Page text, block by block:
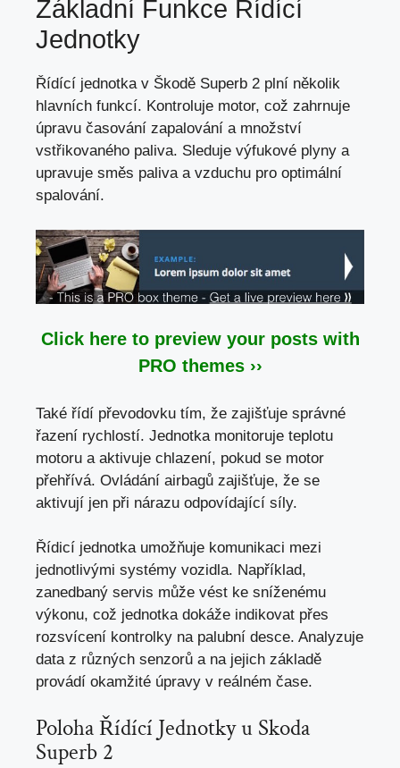
Základní Funkce Řídící
Jednotky
Řídící jednotka v Škodě Superb 2 plní několik
hlavních funkcí. Kontroluje motor, což zahrnuje
úpravu časování zapalování a množství
vstřikovaného paliva. Sleduje výfukové plyny a
upravuje směs paliva a vzduchu pro optimální
spalování.
Click here to preview your posts with
PRO themes ››
Také řídí převodovku tím, že zajišťuje správné
řazení rychlostí. Jednotka monitoruje teplotu
motoru a aktivuje chlazení, pokud se motor
přehřívá. Ovládání airbagů zajišťuje, že se
aktivují jen při nárazu odpovídající síly.
Řídicí jednotka umožňuje komunikaci mezi
jednotlivými systémy vozidla. Například,
zanedbaný servis může vést ke sníženému
výkonu, což jednotka dokáže indikovat přes
rozsvícení kontrolky na palubní desce. Analyzuje
data z různých senzorů a na jejich základě
provádí okamžité úpravy v reálném čase.
Poloha Řídící Jednotky u Skoda
Superb 2